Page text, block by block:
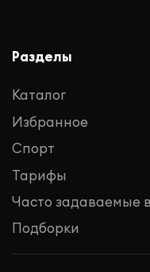
Разделы
Каталог
Избранное
Спорт
Тарифы
Часто задаваемые
Подборки